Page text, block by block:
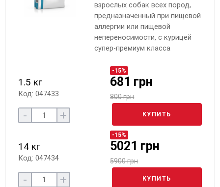
взрослых собак всех пород,
предназначенный при пищевой
аллергии или пищевой
непереносимости, с курицей
супер-премиум класса
1.5 кг
Код: 047433
-15%
681 грн
800 грн
- + КУПИТЬ
14 кг
Код: 047434
-15%
5021 грн
5900 грн
- + КУПИТЬ